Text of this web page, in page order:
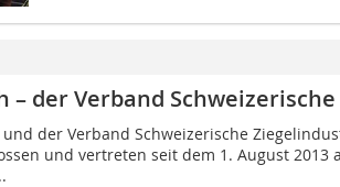
– der Verband
und der Verband Schweizerische
und vertreten seit dem 1. August 2013